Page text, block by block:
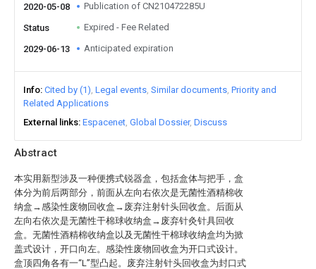
Abstract
本实用新型涉及一种便携式锐器盒，包括盒体与把手，盒
体分为前后两部分，前面从左向右依次是无菌性酒精棉收
纳盒→感染性废物回收盒→废弃注射针头回收盒。后面从
左向右依次是无菌性干棉球收纳盒→废弃针灸针具回收
盒。无菌性酒精棉收纳盒以及无菌性干棉球收纳盒均为掀
盖式设计，开口向左。感染性废物回收盒为开口式设计。
盒顶四角各有一“L”型凸起。废弃注射针头回收盒为封口式
2020-05-08 Publication of CN210472285U
Status Expired - Fee Related
2029-06-13 Anticipated expiration
Info Cited by (1) Legal events Similar documents Priority and
Related Applications
External links Espacenet Global Dossier Discuss